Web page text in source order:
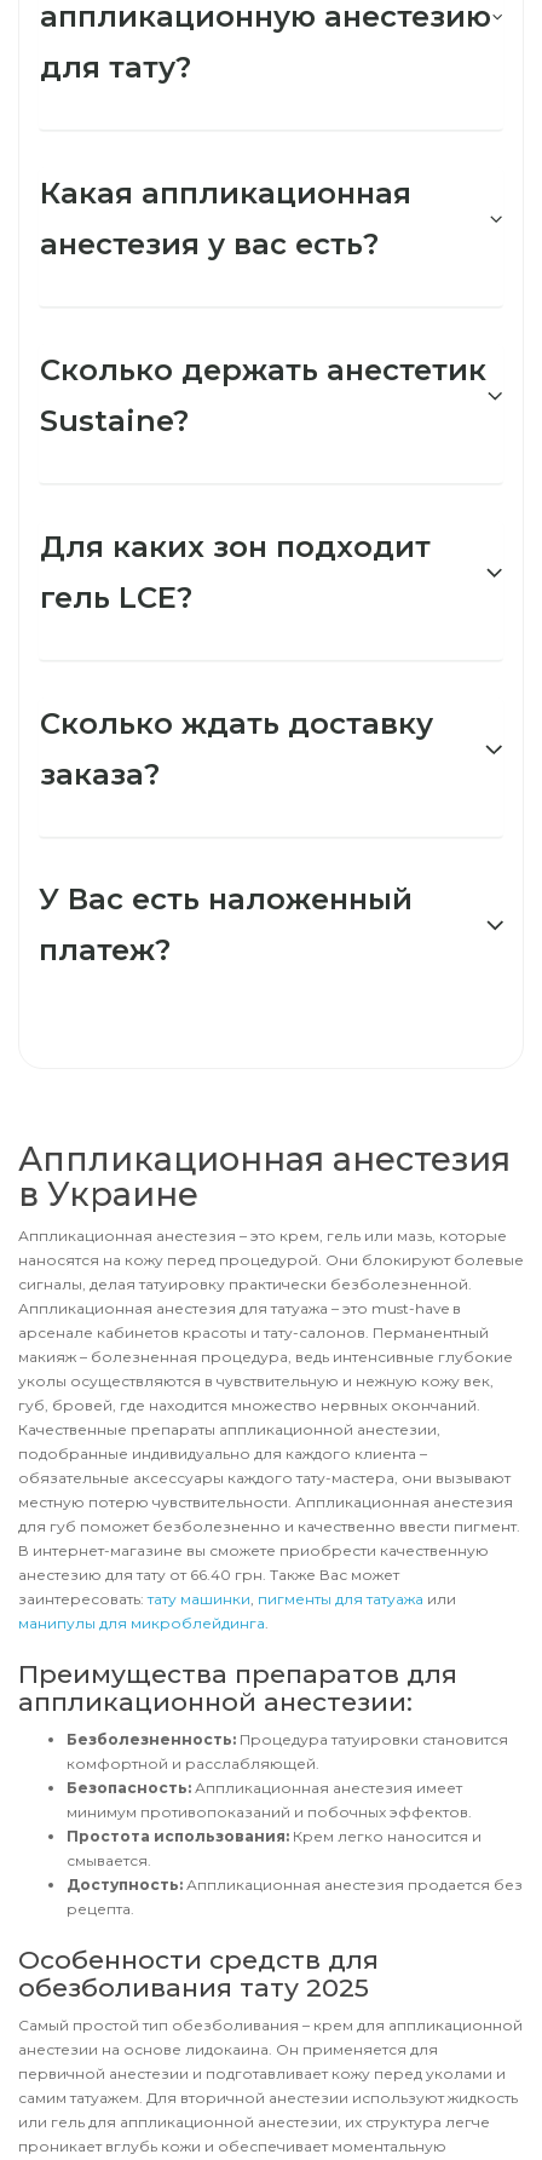
аппликационную анестезию
для тату?
Какая аппликационная
анестезия у вас есть?
Сколько держать анестетик
Sustaine?
Для каких зон подходит
гель LCE?
Сколько ждать доставку
заказа?
У Вас есть наложенный
платеж?
Аппликационная анестезия
в Украине
Аппликационная анестезия – это крем, гель или мазь, которые
наносятся на кожу перед процедурой. Они блокируют болевые
сигналы, делая татуировку практически безболезненной.
Аппликационная анестезия для татуажа – это must-have в
арсенале кабинетов красоты и тату-салонов. Перманентный
макияж – болезненная процедура, ведь интенсивные глубокие
уколы осуществляются в чувствительную и нежную кожу век,
губ, бровей, где находится множество нервных окончаний.
Качественные препараты аппликационной анестезии,
подобранные индивидуально для каждого клиента –
обязательные аксессуары каждого тату-мастера, они вызывают
местную потерю чувствительности. Аппликационная анестезия
для губ поможет безболезненно и качественно ввести пигмент.
В интернет-магазине вы сможете приобрести качественную
анестезию для тату от 66.40 грн. Также Вас может
заинтересовать:тату машинки, пигменты для татуажа или
манипулы для микроблейдинга.
Преимущества препаратов для
аппликационной анестезии:
Безболезненность: Процедура татуировки становится
комфортной и расслабляющей.
Безопасность: Аппликационная анестезия имеет
минимум противопоказаний и побочных эффектов.
Простота использования: Крем легко наносится и
смывается.
Доступность: Аппликационная анестезия продается без
рецепта.
Особенности средств для
обезболивания тату 2025
Самый простой тип обезболивания – крем для аппликационной
анестезии на основе лидокаина. Он применяется для
первичной анестезии и подготавливает кожу перед уколами и
самим татуажем. Для вторичной анестезии используют жидкость
или гель для аппликационной анестезии, их структура легче
проникает вглубь кожи и обеспечивает моментальную